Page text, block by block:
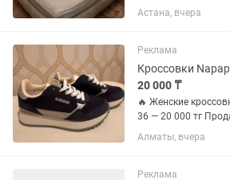
подходит для того,
почитать перед
спальное место).
Астана, вчера
Реклама
Кроссовки
20 000 ₸
🔥 Женские
36 — 20 000 тг Продам стильные
кроссовки Napapijri
состоянии. ✔️ Размер: 36 (EU) ✔️
надевались всего
Алматы, вчера
Реклама